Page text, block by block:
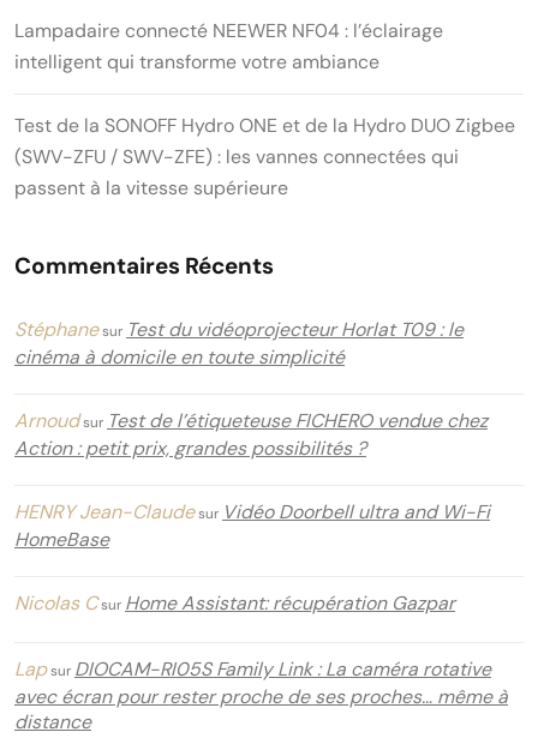
Lampadaire connecté NEEWER NF04 : l’éclairage
intelligent qui transforme votre ambiance
Test de la SONOFF Hydro ONE et de la Hydro DUO Zigbee
(SWV-ZFU / SWV-ZFE) : les vannes connectées qui
passent à la vitesse supérieure
Commentaires Récents
Stéphanesur Test du vidéoprojecteur Horlat T09 : le
cinéma à domicile en toute simplicité
Arnoudsur Test de l’étiqueteuse FICHERO vendue chez
Action : petit prix, grandes possibilités ?
HENRY Jean-Claudesur Vidéo Doorbell ultra and Wi-Fi
HomeBase
Nicolas Csur Home Assistant: récupération Gazpar
Lapsur DIOCAM-RI05S Family Link : La caméra rotative
avec écran pour rester proche de ses proches… même à
distance